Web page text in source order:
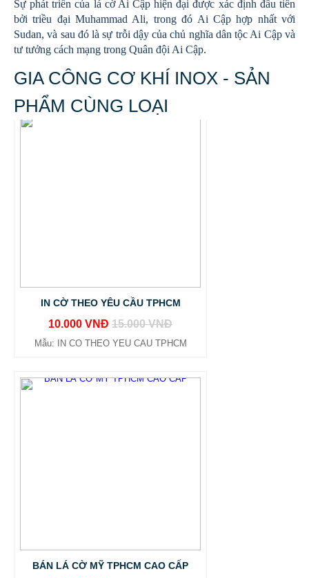
Sự phát triển của lá cờ Ai Cập hiện đại được xác định đầu tiên
bởi triều đại Muhammad Ali, trong đó Ai Cập hợp nhất với
Sudan, và sau đó là sự trỗi dậy của chủ nghĩa dân tộc Ai Cập và
tư tưởng cách mạng trong Quân đội Ai Cập.
GIA CÔNG CƠ KHÍ INOX - SẢN
PHẨM CÙNG LOẠI
IN CỜ THEO YÊU CẦU TPHCM
10.000 VNĐ 15.000 VNĐ
Mẫu: IN CO THEO YEU CAU TPHCM
BÁN LÁ CỜ MỸ TPHCM CAO CẤP